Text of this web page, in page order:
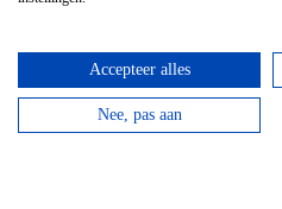
Accepteer alles
Nee, pas aan